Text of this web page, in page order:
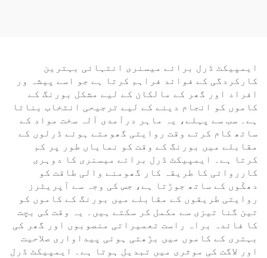
ایمپیکٹ ڈرل برائے میسنری انتہائی بہترین
کارکردگی کے فوائد فراہم کرتا ہے جو اسے پیشہ ور
افراد اور گھر کے مالکان کے لیے مشکل بورنگ کے
کاموں کو انجام دینے کے لیے ترجیحی انتخاب بناتا
ہے۔ سب سے پہلے، یہ ماہر درآمدی آلہ سخت مواد کے
ساتھ کام کرتے وقت روایتی گھومتے ہوئے ڈرلوں کے
مقابلے میں بورنگ کے وقت کو نمایاں طور پر کم
کرتا ہے۔ ایمپیکٹ ڈرل برائے میسنری کا دوہری
کارروائی کا طریقہ کار گھومنے والی طاقت کو
دھکّوں کے ساتھ جوڑتا ہے، جس کی وجہ سے آپریٹرز
روایتی طریقوں کے مقابلے میں بورنگ کے کاموں کو
تین گنا تیزی سے مکمل کر سکتے ہیں۔ یہ وقت کی بچت
کا فائدہ براہ راست تعمیراتی منصوبوں اور گھر کی
بہتری کے کاموں میں بڑھتی ہوئی پیداواری صلاحیت
اور لاگت کی موثری میں تبدیل ہوتا ہے۔ ایمپیکٹ ڈرل